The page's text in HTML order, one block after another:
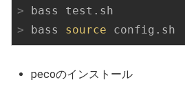
> bass test.sh
> bass source config.sh
pecoのインストール